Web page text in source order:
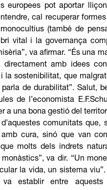
europees pot aportar
cal recuperar
(també de
vital i la governança
va afirmar. “És una
amb idees
la sostenibilitat, que
de durabilitat”. Salut,
de l’economista
a una bona gestió del
comunitats que,
cura, sinó que van
molts dels indrets
va dir. “Un
la vida, un sistema
establir entre